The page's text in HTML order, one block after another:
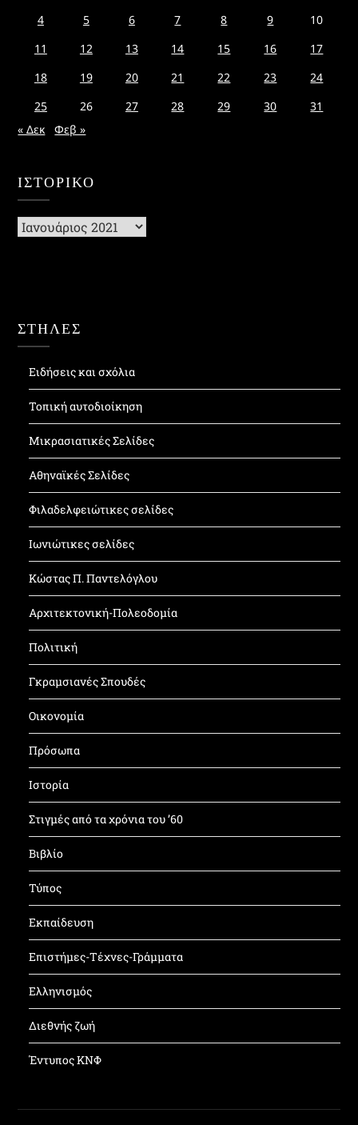
4
5 6 7 8 9
10
11
12 13 14 15 16
17
18
19 20 21 22 23
24
25
26 27 28 29 30
31
« Δεκ
Φεβ »
ΙΣΤΟΡΙΚΌ
Ιστορικό
ΣΤΗΛΕΣ
Ειδήσεις και σχόλια
Τοπική αυτοδιοίκηση
Μικρασιατικές Σελίδες
Αθηναϊκές Σελίδες
Φιλαδελφειώτικες σελίδες
Ιωνιώτικες σελίδες
Κώστας Π. Παντελόγλου
Αρχιτεκτονική-Πολεοδομία
Πολιτική
Γκραμσιανές Σπουδές
Οικονομία
Πρόσωπα
Ιστορία
Στιγμές από τα χρόνια του ’60
Βιβλίο
Τύπος
Εκπαίδευση
Επιστήμες-Τέχνες-Γράμματα
Ελληνισμός
Διεθνής ζωή
Έντυπος ΚΝΦ